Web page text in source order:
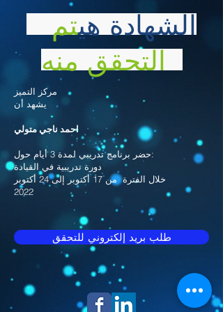
الشهادة هيتم
مركز التميز
يشهد أن
احمد ناجي متولي
حضر برنامج تدريبي لمدة 3 أيام حول:
دورة تدريبية في القيادة
خلال الفترة
من 17 أكتوبر إلى 24 أكتوبر
2022
طلب بريد إلكتروني للتحقق